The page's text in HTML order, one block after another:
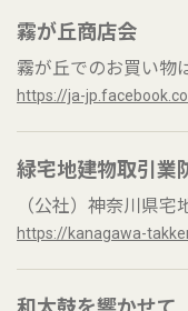
霧が丘商店会
霧が丘でのお買い物
https://ja-
緑宅地建物取引業
（公社）神奈川県
https://kanagawa-